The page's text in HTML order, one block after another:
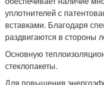
уплотнителей с
вставками. Благодаря
раздвигаются в стороны
Основную
стеклопакеты.